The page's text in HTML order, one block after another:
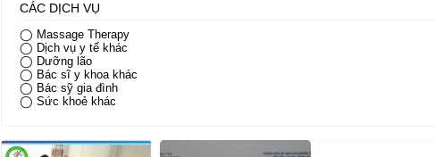
CÁC DỊCH VỤ
◯ Massage Therapy
◯ Dịch vụ y tế khác
◯ Dưỡng lão
◯ Bác sĩ y khoa khác
◯ Bác sỹ gia đình
◯ Sức khoẻ khác